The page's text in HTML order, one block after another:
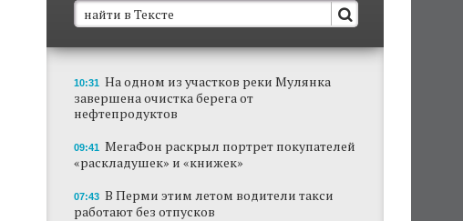
В Пермском крае установят новые станции
обнаружения беспилотников
Они используются для обнаружения и
отслеживания БПЛА в воздухе.
На одном из участков реки Мулянка
завершена очистка берега от
нефтепродуктов
10:31 На одном из участков реки Мулянка
завершена очистка берега от
нефтепродуктов
09:41 МегаФон раскрыл портрет покупателей
«раскладушек» и «книжек»
07:43 В Перми этим летом водители такси
работают без отпусков